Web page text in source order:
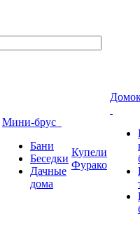
Мини-брус
Бани
Беседки
Дачные
дома
Купели
Фурако